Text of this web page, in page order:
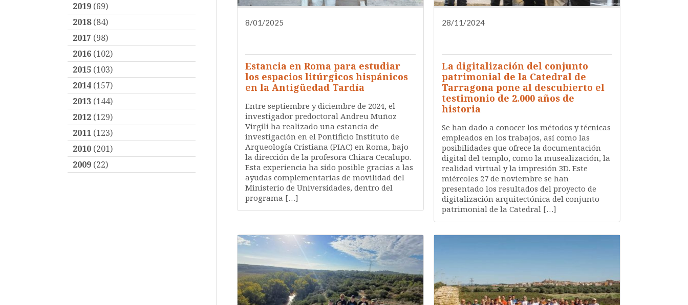
8/01/2025
Estancia en Roma para estudiar
los espacios litúrgicos hispánicos
en la Antigüedad Tardía
Entre septiembre y diciembre de 2024, el
investigador predoctoral Andreu Muñoz
Virgili ha realizado una estancia de
investigación en el Pontificio Instituto de
Arqueología Cristiana (PIAC) en Roma, bajo
la dirección de la profesora Chiara Cecalupo.
Esta experiencia ha sido posible gracias a las
ayudas complementarias de movilidad del
Ministerio de Universidades, dentro del
programa […]
28/11/2024
La digitalización del conjunto
patrimonial de la Catedral de
Tarragona pone al descubierto el
testimonio de 2.000 años de
historia
Se han dado a conocer los métodos y técnicas
empleados en los trabajos, así como las
posibilidades que ofrece la documentación
digital del templo, como la musealización, la
realidad virtual y la impresión 3D. Este
miércoles 27 de noviembre se han
presentado los resultados del proyecto de
digitalización arquitectónica del conjunto
patrimonial de la Catedral […]
2019 (69)
2018(84)
2017 (98)
2016 (102)
2015 (103)
2014 (157)
2013 (144)
2012 (129)
2011 (123)
2010 (201)
2009 (22)